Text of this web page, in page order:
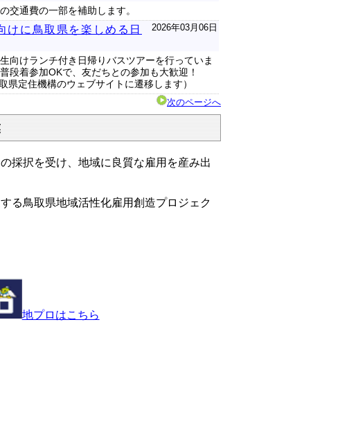
交通費の一部を補助します。
2026年03月06日
けに鳥取県を楽しめる日
向けランチ付き日帰りバスツアーを行っていま
段着参加OKで、友だちとの参加も大歓迎！
定住機構のウェブサイトに遷移します）
次のページへ
採択を受け、地域に良質な雇用を産み出
る鳥取県地域活性化雇用創造プロジェク
地プロはこちら